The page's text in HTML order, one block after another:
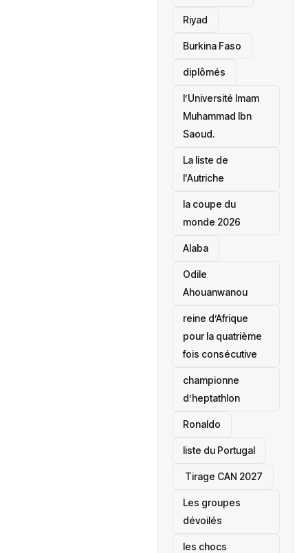
Riyad
Burkina Faso
diplômés
l’Université Imam
Muhammad Ibn
Saoud.
‎La liste de
l'Autriche
la coupe du
monde 2026
Alaba
Odile
Ahouanwanou
reine d’Afrique
pour la quatrième
fois consécutive
championne
d’heptathlon
Ronaldo
liste du Portugal
‎ Tirage CAN 2027
Les groupes
dévoilés
les chocs